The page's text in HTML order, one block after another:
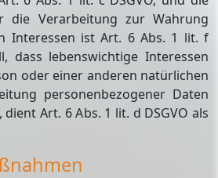
die Verarbeitung zur Wahrung
Interessen ist Art. 6 Abs. 1 lit. f
dass lebenswichtige Interessen
oder einer anderen natürlichen
personenbezogener Daten
Art. 6 Abs. 1 lit. d DSGVO als